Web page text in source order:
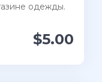
одежды.
$5.00